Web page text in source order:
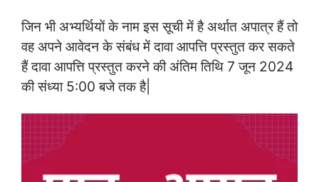
जिन भी अभ्यर्थियों के नाम इस सूची में है अर्थात अपात्र हैं तो
वह अपने आवेदन के संबंध में दावा आपत्ति प्रस्तुत कर सकते
हैं दावा आपत्ति प्रस्तुत करने की अंतिम तिथि 7 जून 2024
की संध्या 5:00 बजे तक है|